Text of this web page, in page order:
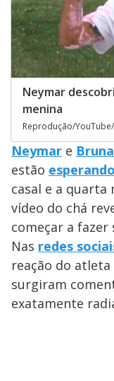
Neymar
menina
Reprodução/
Neymar e
estão
casal e a quarta
vídeo do chá
começar a fazer
Nas redes
reação do
surgiram
exatamente